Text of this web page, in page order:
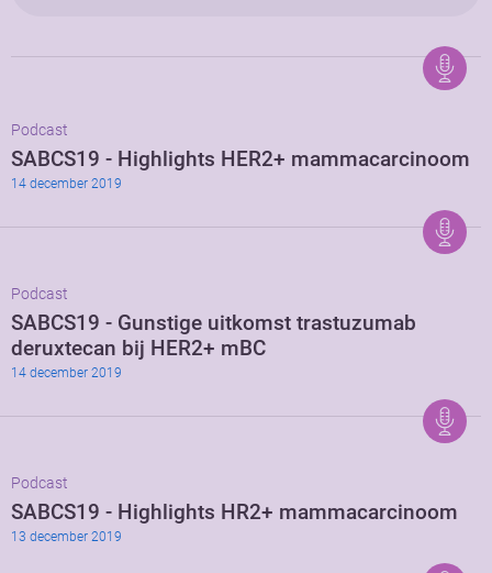
Podcast
SABCS19 - Highlights HER2+ mammacarcinoom
14 december 2019
Podcast
SABCS19 - Gunstige uitkomst trastuzumab
deruxtecan bij HER2+ mBC
14 december 2019
Podcast
SABCS19 - Highlights HR2+ mammacarcinoom
13 december 2019